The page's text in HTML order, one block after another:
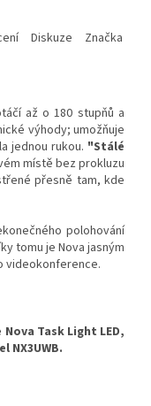
Diskuze Značka
až o 180 stupňů a
výhody; umožňuje
jednou rukou. "Stálé
místě bez prokluzu
přesně tam, kde
polohování
tomu je Nova jasným
videokonference.
Task Light LED,
NX3UWB.